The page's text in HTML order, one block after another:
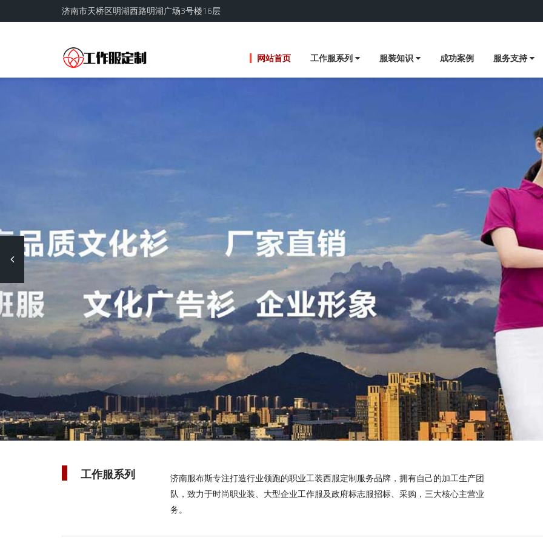
济南市天桥区明湖西路明湖广场3号楼16层
网站首页 工作服系列 服装知识 成功案例 服务支持
Previous
工作服系列
济南服布斯专注打造行业领跑的职业工装西服定制服务品牌，拥有自己的加工生产团
队，致力于时尚职业装、大型企业工作服及政府标志服招标、采购，三大核心主营业
务。